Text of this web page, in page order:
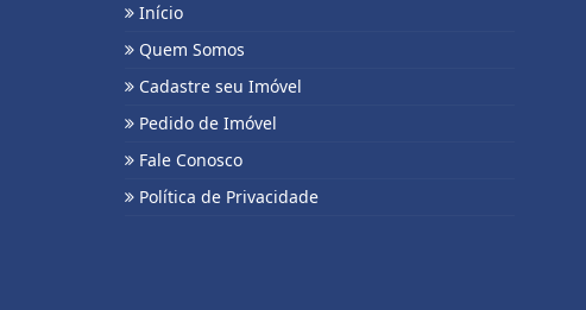
Início
Quem Somos
Cadastre seu Imóvel
Pedido de Imóvel
Fale Conosco
Política de Privacidade